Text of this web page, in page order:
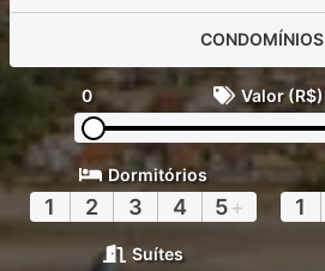
CONDOMÍNIOS
0 Valor (R$)
Dormitórios
1 2 3 4 5+ 1
Suítes